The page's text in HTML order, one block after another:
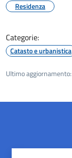
Residenza
Categorie:
Catasto e urbanistica
Ultimo aggiornamento: